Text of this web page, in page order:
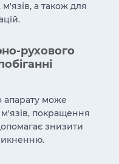
а також для
рухового
апарату може
покращення
знизити